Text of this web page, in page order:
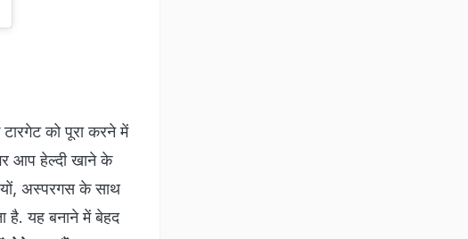
को पूरा करने में
आप हेल्दी खाने के
अस्परगस के साथ
है. यह बनाने में बेहद